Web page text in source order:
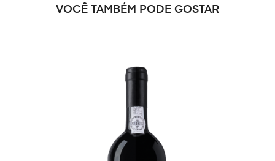
VOCÊ TAMBÉM PODE GOSTAR